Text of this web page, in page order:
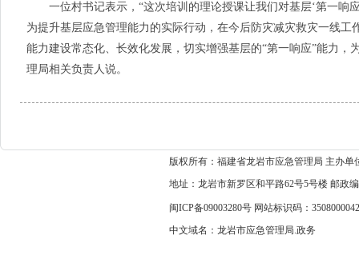
一位村书记表示，“这次培训的理论授课让我们对基层‘第一响
为提升基层应急管理能力的实际行动，在今后防灾减灾救灾一线工
能力建设常态化、长效化发展，切实增强基层的“第一响应”能力
理局相关负责人说。